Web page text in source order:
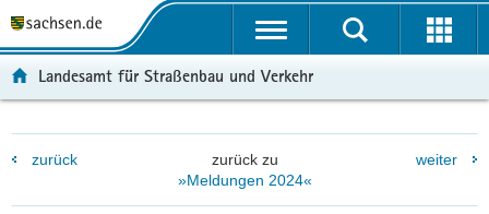
t
l
t
l
p
i
t
r
Landesamt für Straßenbau und Verkehr
zurück
zurück zu
»Meldungen 2024«
weiter